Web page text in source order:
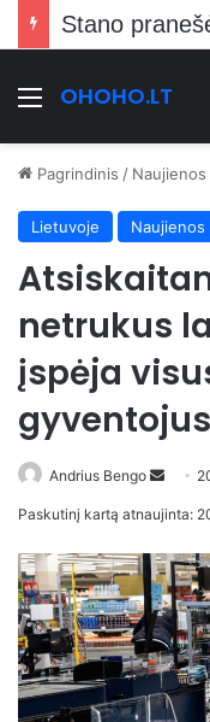
Stano
Meniu
OHOHO.LT
Pagrindinis / Naujienos
Lietuvoje Naujienos
netrukus
įspėja
gyventojus
Andrius Bengo
Send
Paskutinį kartą atnaujinta: